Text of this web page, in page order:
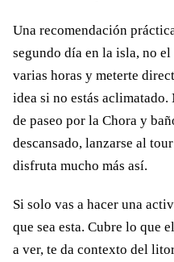
Una recomendación
segundo día en la isla, no
varias horas y meterte
idea si no estás
de paseo por la Chora y
descansado, lanzarse al
disfruta mucho más así.
Si solo vas a hacer una
que sea esta. Cubre lo que
a ver, te da contexto del